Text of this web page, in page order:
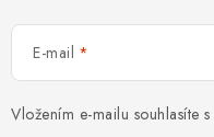
E-mail
Vložením e-mailu souhlasíte s